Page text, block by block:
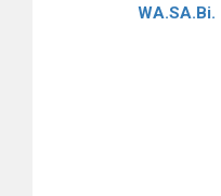
WA.SA.Bi.